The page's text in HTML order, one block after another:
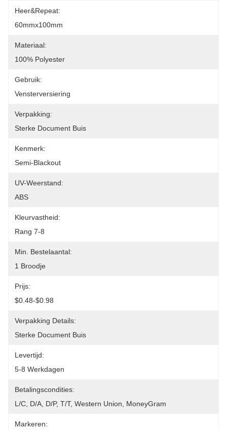
Heer&Repeat:
60mmx100mm
Materiaal:
100% Polyester
Gebruik:
Vensterversiering
Verpakking:
Sterke Document Buis
Kenmerk:
Semi-Blackout
UV-Weerstand:
ABS
Kleurvastheid:
Rang 7-8
Min. Bestelaantal:
1 Broodje
Prijs:
$0.48-$0.98
Verpakking Details:
Sterke Document Buis
Levertijd:
5-8 Werkdagen
Betalingscondities:
L/C, D/A, D/P, T/T, Western Union, MoneyGram
Markeren: